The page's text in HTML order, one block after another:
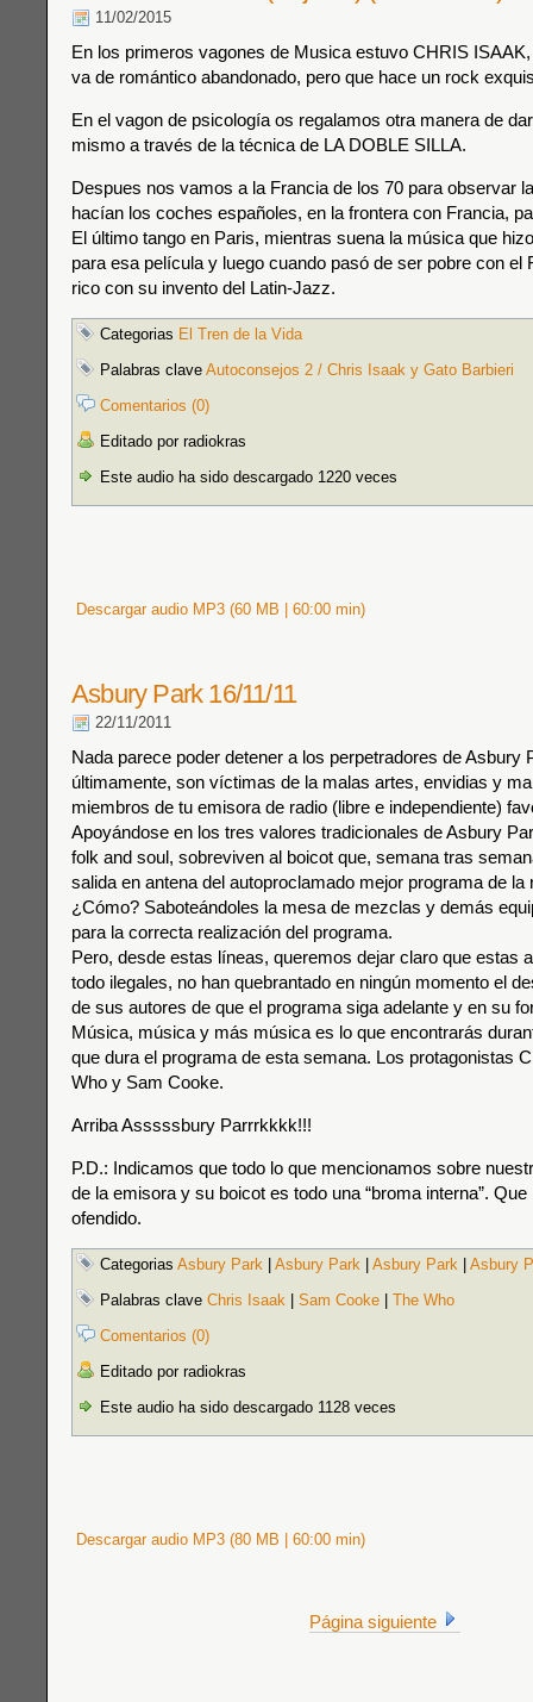
11/02/2015
En los primeros vagones de Musica estuvo CHRIS
va de romántico abandonado, pero que hace un rock
En el vagon de psicología os regalamos otra manera de
mismo a través de la técnica de LA DOBLE SILLA.
Despues nos vamos a la Francia de los 70 para observar
hacían los coches españoles, en la frontera con Francia,
El último tango en Paris, mientras suena la música que
para esa película y luego cuando pasó de ser pobre con el
rico con su invento del Latin-Jazz.
Categorias El Tren de la Vida
Palabras clave Autoconsejos 2 / Chris Isaak y Gato Barbieri
Comentarios (0)
Editado por radiokras
Este audio ha sido descargado 1220 veces
Descargar audio MP3 (60 MB | 60:00 min)
Asbury Park 16/11/11
22/11/2011
Nada parece poder detener a los perpetradores de Asbury
últimamente, son víctimas de la malas artes, envidias y
miembros de tu emisora de radio (libre e independiente)
Apoyándose en los tres valores tradicionales de Asbury
folk and soul, sobreviven al boicot que, semana tras
salida en antena del autoproclamado mejor programa de la
¿Cómo? Saboteándoles la mesa de mezclas y demás
para la correcta realización del programa.
Pero, desde estas líneas, queremos dejar claro que estas
todo ilegales, no han quebrantado en ningún momento el
de sus autores de que el programa siga adelante y en su
Música, música y más música es lo que encontrarás
que dura el programa de esta semana. Los protagonistas
Who y Sam Cooke.
Arriba Asssssbury Parrrkkkk!!!
P.D.: Indicamos que todo lo que mencionamos sobre
de la emisora y su boicot es todo una “broma interna”.
ofendido.
Categorias Asbury Park Asbury Park Asbury Park
Asbury
Palabras clave Chris Isaak Sam Cooke
The Who
Comentarios (0)
Editado por radiokras
Este audio ha sido descargado 1128 veces
Descargar audio MP3 (80 MB | 60:00 min)
Página siguiente